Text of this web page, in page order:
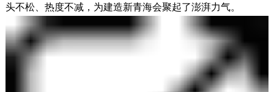
头不松、热度不减，为建造新青海会聚起了澎湃力气。